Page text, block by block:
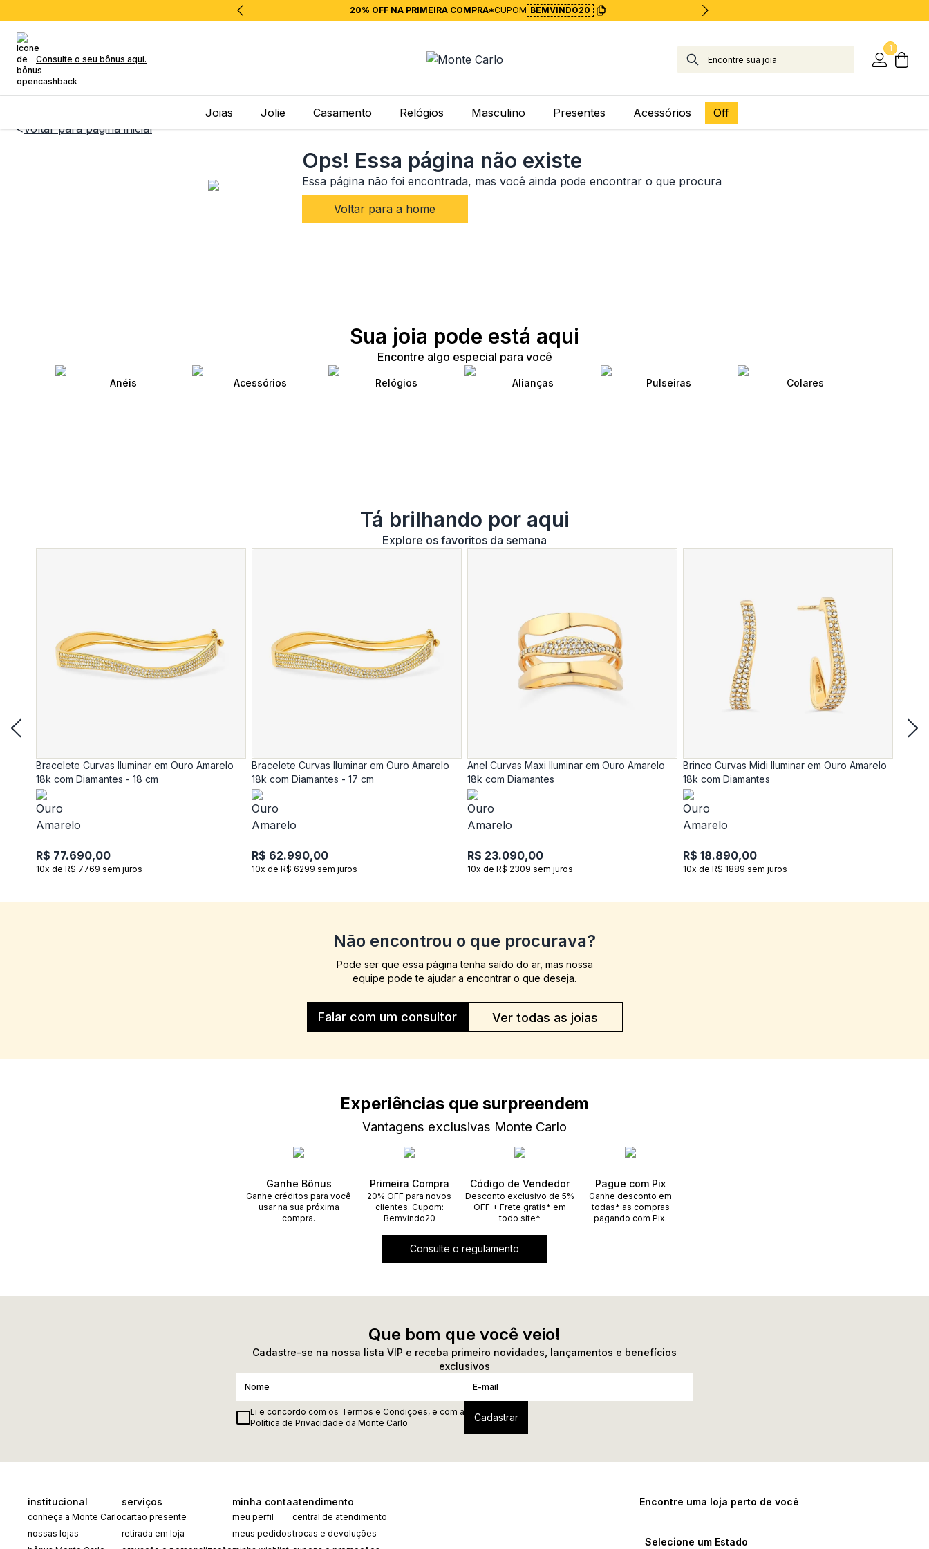
20% OFF NA PRIMEIRA COMPRA*CUPOM BEMVINDO20
Consulte o seu bônus aqui.
1
Joias Jolie Casamento Relógios Masculino Presentes Acessórios
Off
<Voltar para página inicial
Ops! Essa página não existe
Essa página não foi encontrada, mas você ainda pode encontrar o que procura
Voltar para a home
Sua joia pode está aqui
Encontre algo especial para você
Anéis Acessórios Relógios Alianças Pulseiras Colares
Tá brilhando por aqui
Explore os favoritos da semana
Bracelete Curvas Iluminar em Ouro Amarelo
18k com Diamantes - 18 cm
R$ 77.690,00
10x de R$ 7769 sem juros
Bracelete Curvas Iluminar em Ouro Amarelo
18k com Diamantes - 17 cm
R$ 62.990,00
10x de R$ 6299 sem juros
Anel Curvas Maxi Iluminar em Ouro Amarelo
18k com Diamantes
R$ 23.090,00
10x de R$ 2309 sem juros
Brinco Curvas Midi Iluminar em Ouro Amarelo
18k com Diamantes
R$ 18.890,00
10x de R$ 1889 sem juros
Não encontrou o que procurava?
Pode ser que essa página tenha saído do ar, mas nossa
equipe pode te ajudar a encontrar o que deseja.
Falar com um consultor Ver todas as joias
Experiências que surpreendem
Vantagens exclusivas Monte Carlo
Ganhe Bônus
Ganhe créditos para você
usar na sua próxima
compra.
Primeira Compra
20% OFF para novos
clientes. Cupom:
Bemvindo20
Código de Vendedor
Desconto exclusivo de 5%
OFF + Frete gratis* em
todo site*
Pague com Pix
Ganhe desconto em
todas* as compras
pagando com Pix.
Consulte o regulamento
Que bom que você veio!
Cadastre-se na nossa lista VIP e receba primeiro novidades, lançamentos e benefícios
exclusivos
Li e concordo com os Termos e Condições, e com a
Política de Privacidade da Monte Carlo
institucional
conheça a Monte Carlo
nossas lojas
serviços
cartão presente
retirada em loja
minha conta
meu perfil
meus pedidos
atendimento
central de atendimento
trocas e devoluções
Encontre uma loja perto de você